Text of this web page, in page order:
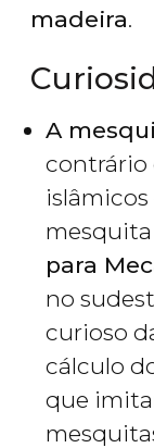
madeira.
A
contrário
para
no
curioso
cálculo
que